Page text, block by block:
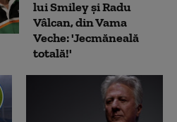
lui Smiley și Radu
Vâlcan, din Vama
Veche: 'Jecmăneală
totală!'